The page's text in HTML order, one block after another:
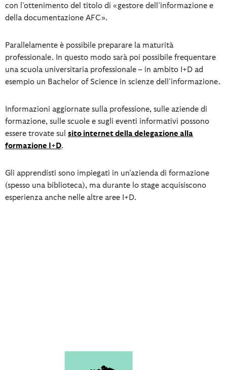
con l’ottenimento del titolo di «gestore dell’informazione e
della documentazione AFC».
Parallelamente è possibile preparare la maturità
professionale. In questo modo sarà poi possibile frequentare
una scuola universitaria professionale – in ambito I+D ad
esempio un Bachelor of Science in scienze dell’informazione.
Informazioni aggiornate sulla professione, sulle aziende di
formazione, sulle scuole e sugli eventi informativi possono
essere trovate sul sito internet della delegazione alla
formazione I+D.
Gli apprendisti sono impiegati in un’azienda di formazione
(spesso una biblioteca), ma durante lo stage acquisiscono
esperienza anche nelle altre aree I+D.